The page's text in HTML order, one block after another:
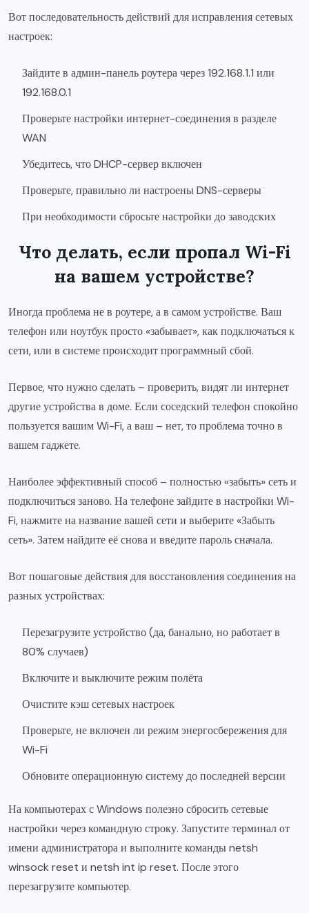
Вот последовательность действий для исправления сетевых
настроек:
Зайдите в админ-панель роутера через 192.168.1.1 или
192.168.0.1
Проверьте настройки интернет-соединения в разделе
WAN
Убедитесь, что DHCP-сервер включен
Проверьте, правильно ли настроены DNS-серверы
При необходимости сбросьте настройки до заводских
Что делать, если пропал Wi-Fi
на вашем устройстве?
Иногда проблема не в роутере, а в самом устройстве. Ваш
телефон или ноутбук просто «забывает», как подключаться к
сети, или в системе происходит программный сбой.
Первое, что нужно сделать – проверить, видят ли интернет
другие устройства в доме. Если соседский телефон спокойно
пользуется вашим Wi-Fi, а ваш – нет, то проблема точно в
вашем гаджете.
Наиболее эффективный способ – полностью «забыть» сеть и
подключиться заново. На телефоне зайдите в настройки Wi-
Fi, нажмите на название вашей сети и выберите «Забыть
сеть». Затем найдите её снова и введите пароль сначала.
Вот пошаговые действия для восстановления соединения на
разных устройствах:
Перезагрузите устройство (да, банально, но работает в
80% случаев)
Включите и выключите режим полёта
Очистите кэш сетевых настроек
Проверьте, не включен ли режим энергосбережения для
Wi-Fi
Обновите операционную систему до последней версии
На компьютерах с Windows полезно сбросить сетевые
настройки через командную строку. Запустите терминал от
имени администратора и выполните команды netsh
winsock reset и netsh int ip reset. После этого
перезагрузите компьютер.